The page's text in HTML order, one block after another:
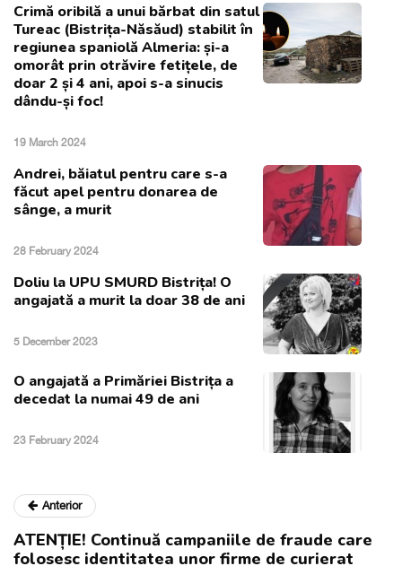
Crimă oribilă a unui bărbat din satul
Tureac (Bistrița-Năsăud) stabilit în
regiunea spaniolă Almeria: și-a
omorât prin otrăvire fetițele, de
doar 2 și 4 ani, apoi s-a sinucis
dându-și foc!
19 March 2024
Andrei, băiatul pentru care s-a
făcut apel pentru donarea de
sânge, a murit
28 February 2024
Doliu la UPU SMURD Bistrița! O
angajată a murit la doar 38 de ani
5 December 2023
O angajată a Primăriei Bistrița a
decedat la numai 49 de ani
23 February 2024
Anterior
ATENȚIE! Continuă campaniile de fraude care
folosesc identitatea unor firme de curierat